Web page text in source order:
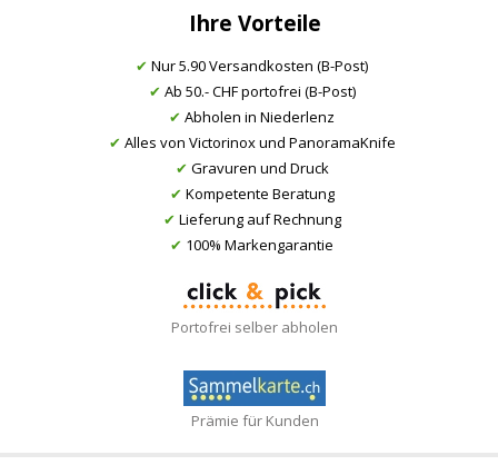
Ihre Vorteile
✔ Nur 5.90 Versandkosten (B-Post)
✔ Ab 50.- CHF portofrei (B-Post)
✔ Abholen in Niederlenz
✔ Alles von Victorinox und PanoramaKnife
✔ Gravuren und Druck
✔ Kompetente Beratung
✔ Lieferung auf Rechnung
✔ 100% Markengarantie
Portofrei selber abholen
Prämie für Kunden